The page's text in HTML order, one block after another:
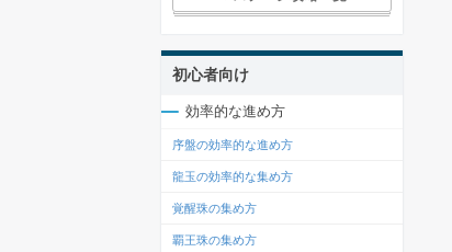
初心者向け
効率的な進め方
序盤の効率的な進め方
龍玉の効率的な集め方
覚醒珠の集め方
覇王珠の集め方